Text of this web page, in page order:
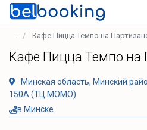
Кафе Пицца Темпо на
Кафе Пицца Темпо на
Минская область, Минский
150А (ТЦ МОМО)
в Минске